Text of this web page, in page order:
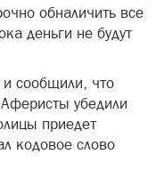
обналичить все
деньги не будут
сообщили, что
убедили
приедет
кодовое слово